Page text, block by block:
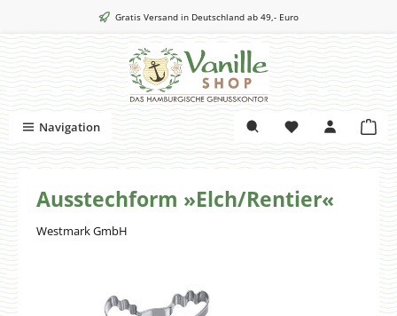
Zum Hauptinhalt springenGratis Versand in Deutschland ab 49,- Euro
Navigation
Ausstechform »Elch/Rentier«
Westmark GmbH